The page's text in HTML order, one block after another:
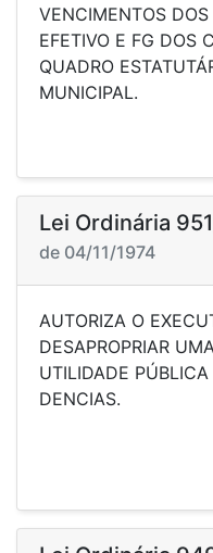
VENCIMENTOS
EFETIVO E FG DOS
QUADRO
MUNICIPAL.
Lei Ordinária
de 04/11/1974
AUTORIZA O
DESAPROPRIAR
UTILIDADE